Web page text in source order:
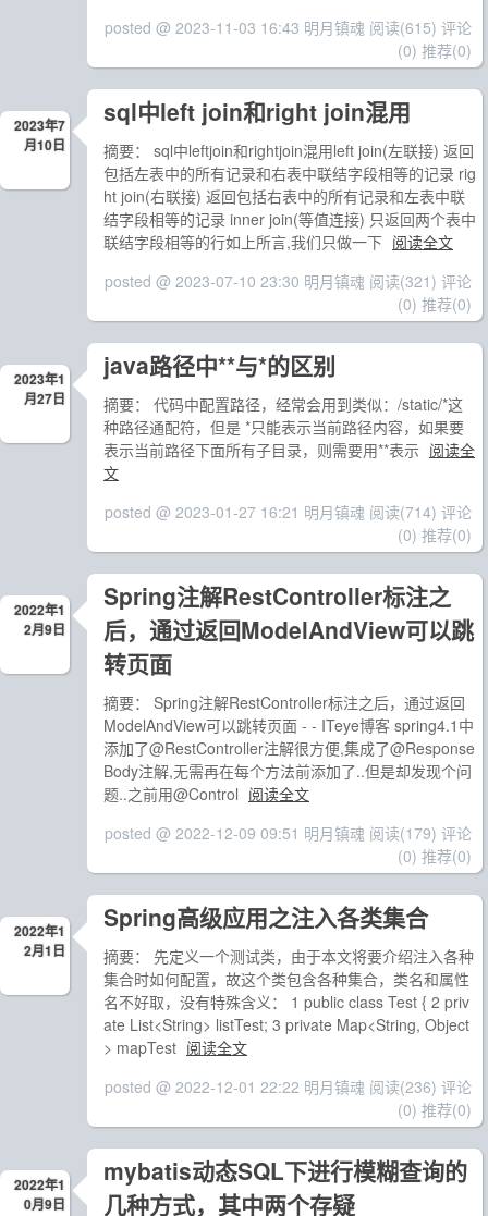
posted @ 2023-11-03 16:43 明月镇魂 阅读(615) 评论
(0) 推荐(0)
2023年7
月10日
sql中left join和right join混用
摘要： sql中leftjoin和rightjoin混⽤left join(左联接) 返回
包括左表中的所有记录和右表中联结字段相等的记录 rig
ht join(右联接) 返回包括右表中的所有记录和左表中联
结字段相等的记录 inner join(等值连接) 只返回两个表中
联结字段相等的⾏如上所⾔,我们只做⼀下 阅读全文
posted @ 2023-07-10 23:30 明月镇魂 阅读(321) 评论
(0) 推荐(0)
2023年1
月27日
java路径中**与*的区别
摘要： 代码中配置路径，经常会用到类似：/static/*这
种路径通配符，但是 *只能表示当前路径内容，如果要
表示当前路径下面所有子目录，则需要用**表示 阅读全
文
posted @ 2023-01-27 16:21 明月镇魂 阅读(714) 评论
(0) 推荐(0)
2022年1
2月9日
Spring注解RestController标注之
后，通过返回ModelAndView可以跳
转页面
摘要： Spring注解RestController标注之后，通过返回
ModelAndView可以跳转页面 - - ITeye博客 spring4.1中
添加了@RestController注解很方便,集成了@Response
Body注解,无需再在每个方法前添加了..但是却发现个问
题..之前用@Control 阅读全文
posted @ 2022-12-09 09:51 明月镇魂 阅读(179) 评论
(0) 推荐(0)
2022年1
2月1日
Spring高级应用之注入各类集合
摘要： 先定义一个测试类，由于本文将要介绍注入各种
集合时如何配置，故这个类包含各种集合，类名和属性
名不好取，没有特殊含义： 1 public class Test { 2 priv
ate List<String> listTest; 3 private Map<String, Object
> mapTest 阅读全文
posted @ 2022-12-01 22:22 明月镇魂 阅读(236) 评论
(0) 推荐(0)
2022年1
0月9日
mybatis动态SQL下进行模糊查询的
几种方式，其中两个存疑